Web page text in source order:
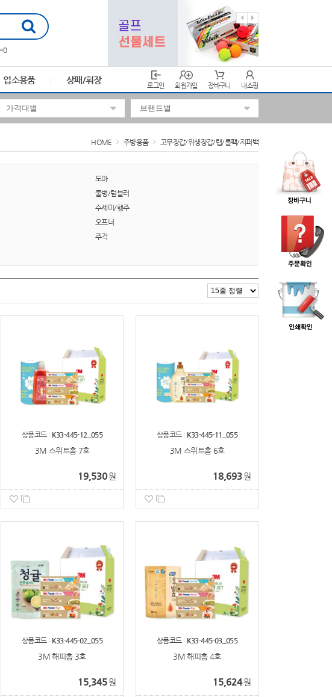
업소용품 상패/휘장
로그인 회원가입 장바구니 내쇼핑
HOME 주방용품 고무장갑/위생장갑/랩/롤팩/지퍼백
도마
물병/텀블러
수세미/행주
오프너
주걱
상품코드 : K33-445-12_055
3M 스위트홈 7호
19,530원
상품코드 : K33-445-11_055
3M 스위트홈 6호
18,693원
상품코드 : K33-445-02_055
3M 해피홈 3호
15,345원
상품코드 : K33-445-03_055
3M 해피홈 4호
15,624원